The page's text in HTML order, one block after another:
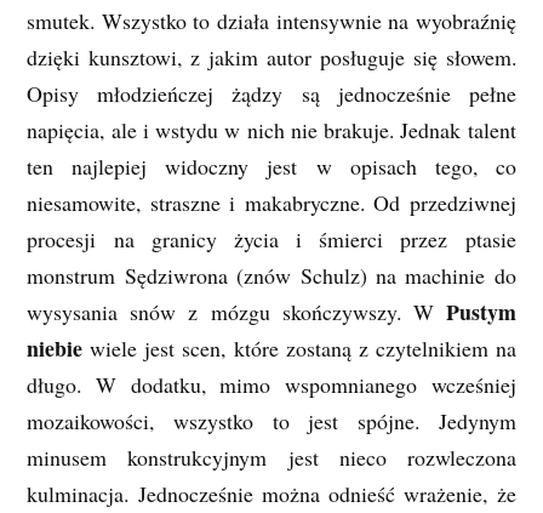
smutek. Wszystko to działa intensywnie na wyobraźnię
dzięki kunsztowi, z jakim autor posługuje się słowem.
Opisy młodzieńczej żądzy są jednocześnie pełne
napięcia, ale i wstydu w nich nie brakuje. Jednak talent
ten najlepiej widoczny jest w opisach tego, co
niesamowite, straszne i makabryczne. Od przedziwnej
procesji na granicy życia i śmierci przez ptasie
monstrum Sędziwrona (znów Schulz) na machinie do
wysysania snów z mózgu skończywszy. W Pustym
niebie wiele jest scen, które zostaną z czytelnikiem na
długo. W dodatku, mimo wspomnianego wcześniej
mozaikowości, wszystko to jest spójne. Jedynym
minusem konstrukcyjnym jest nieco rozwleczona
kulminacja. Jednocześnie można odnieść wrażenie, że